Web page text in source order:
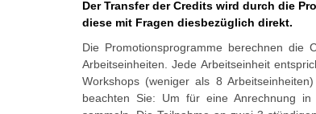
Der Transfer der Credits wird durch die
diese mit Fragen diesbezüglich direkt.
Die Promotionsprogramme berechnen die
Arbeitseinheiten. Jede Arbeitseinheit
Workshops (weniger als 8
beachten Sie: Um für eine Anrechnung